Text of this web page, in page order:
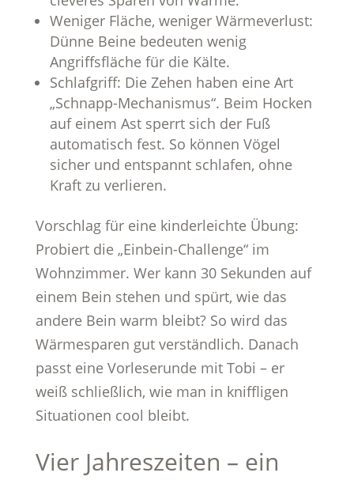
Weniger Fläche, weniger Wärmeverlust:
Dünne Beine bedeuten wenig
Angriffsfläche für die Kälte.
Schlafgriff: Die Zehen haben eine Art
„Schnapp-Mechanismus“. Beim Hocken
auf einem Ast sperrt sich der Fuß
automatisch fest. So können Vögel
sicher und entspannt schlafen, ohne
Kraft zu verlieren.
Vorschlag für eine kinderleichte Übung:
Probiert die „Einbein-Challenge“ im
Wohnzimmer. Wer kann 30 Sekunden auf
einem Bein stehen und spürt, wie das
andere Bein warm bleibt? So wird das
Wärmesparen gut verständlich. Danach
passt eine Vorleserunde mit Tobi – er
weiß schließlich, wie man in kniffligen
Situationen cool bleibt.
Vier Jahreszeiten – ein